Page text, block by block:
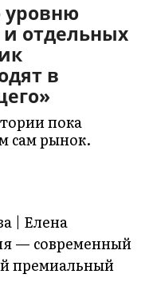
уровню
отдельных
в
пока
сам рынок.